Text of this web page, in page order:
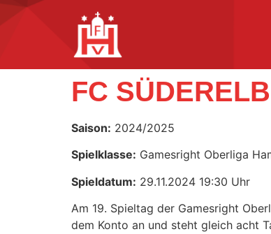
FC
Saison: 2024/2025
Spielklasse: Gamesright Oberliga
Spieldatum: 29.11.2024 19:30 Uhr
Am 19. Spieltag der Gamesright
dem Konto an und steht gleich acht